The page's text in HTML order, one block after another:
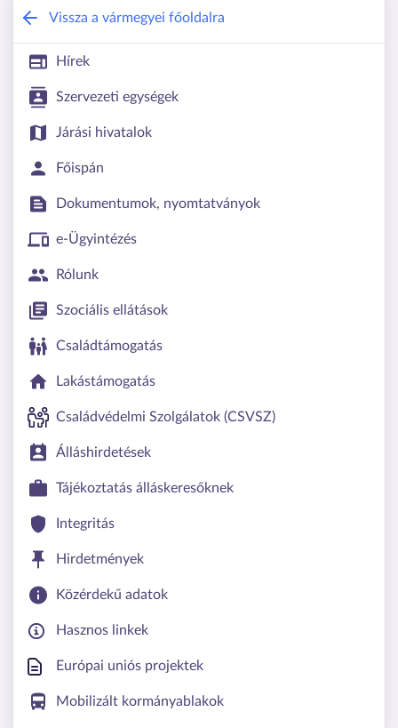
Zala Vármegyei Kormányhivatal
Vissza a vármegyei főoldalra
Hírek
Szervezeti egységek
Járási hivatalok
Főispán
Dokumentumok, nyomtatványok
e-Ügyintézés
Rólunk
Szociális ellátások
Családtámogatás
Lakástámogatás
Családvédelmi Szolgálatok (CSVSZ)
Álláshirdetések
Tájékoztatás álláskeresőknek
Integritás
Hirdetmények
Közérdekű adatok
Hasznos linkek
Európai uniós projektek
Mobilizált kormányablakok